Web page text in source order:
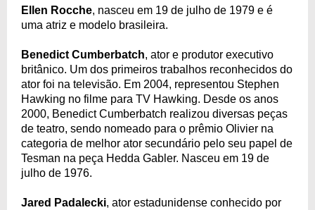
Ellen Rocche, nasceu em 19 de julho de 1979 e é
uma atriz e modelo brasileira.
Benedict Cumberbatch, ator e produtor executivo
britânico. Um dos primeiros trabalhos reconhecidos do
ator foi na televisão. Em 2004, representou Stephen
Hawking no filme para TV Hawking. Desde os anos
2000, Benedict Cumberbatch realizou diversas peças
de teatro, sendo nomeado para o prêmio Olivier na
categoria de melhor ator secundário pelo seu papel de
Tesman na peça Hedda Gabler. Nasceu em 19 de
julho de 1976.
Jared Padalecki, ator estadunidense conhecido por